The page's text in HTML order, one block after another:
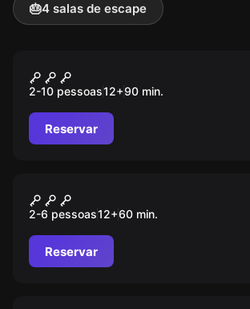
🎂4 salas de escape
TESOURO PERDIDO
2-10 pessoas12+90 min.
Reservar
LIMBO ...entre o Céu e o
Inferno...
2-6 pessoas12+60 min.
Reservar